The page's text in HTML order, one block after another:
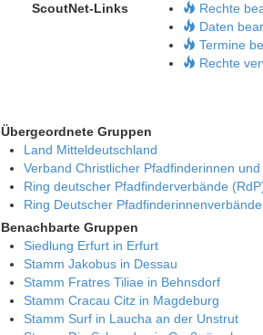
ScoutNet-Links
Rechte
Daten
Termine
Rechte
Übergeordnete Gruppen
Land Mitteldeutschland
Verband Christlicher Pfadfinderinnen
Ring deutscher Pfadfinderverbände
Ring Deutscher
Benachbarte Gruppen
Siedlung Erfurt in Erfurt
Stamm Jakobus in Dessau
Stamm Fratres Tiliae in Behnsdorf
Stamm Cracau Citz in Magdeburg
Stamm Surf in Laucha an der Unstrut